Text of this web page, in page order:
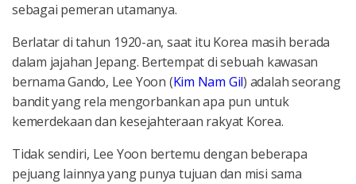
sebagai pemeran utamanya.
Berlatar di tahun 1920-an, saat itu Korea masih berada
dalam jajahan Jepang. Bertempat di sebuah kawasan
bernama Gando, Lee Yoon (Kim Nam Gil) adalah seorang
bandit yang rela mengorbankan apa pun untuk
kemerdekaan dan kesejahteraan rakyat Korea.
Tidak sendiri, Lee Yoon bertemu dengan beberapa
pejuang lainnya yang punya tujuan dan misi sama